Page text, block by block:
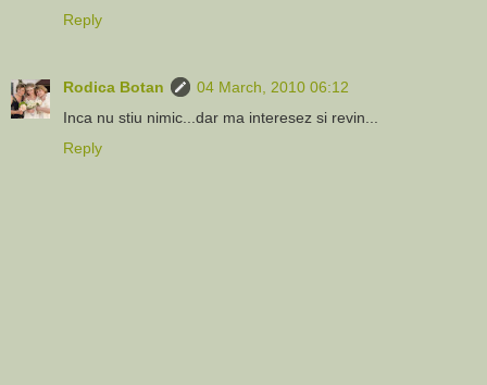
Reply
Rodica Botan
04 March, 2010 06:12
Inca nu stiu nimic...dar ma interesez si revin...
Reply